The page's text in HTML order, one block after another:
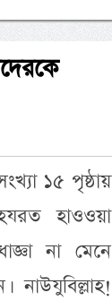
১৫ পৃষ্ঠায়
হাওওয়া
না মেনে